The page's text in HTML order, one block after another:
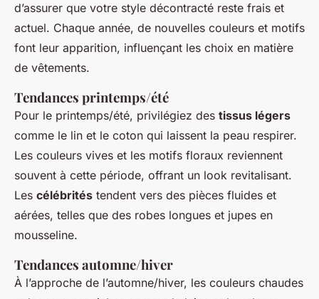
d’assurer que votre style décontracté reste frais et
actuel. Chaque année, de nouvelles couleurs et motifs
font leur apparition, influençant les choix en matière
de vêtements.
Tendances printemps/été
Pour le printemps/été, privilégiez des tissus légers
comme le lin et le coton qui laissent la peau respirer.
Les couleurs vives et les motifs floraux reviennent
souvent à cette période, offrant un look revitalisant.
Les célébrités tendent vers des pièces fluides et
aérées, telles que des robes longues et jupes en
mousseline.
Tendances automne/hiver
À l’approche de l’automne/hiver, les couleurs chaudes